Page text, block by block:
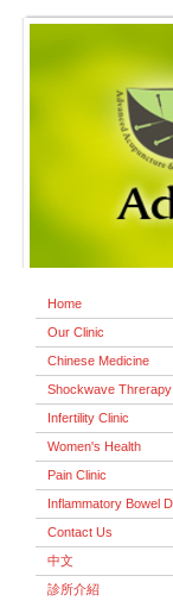
Home
Our Clinic
Chinese Medicine
Shockwave Threrapy
Infertility Clinic
Women's Health
Pain Clinic
Inflammatory Bowel
Contact Us
中文
診所介紹